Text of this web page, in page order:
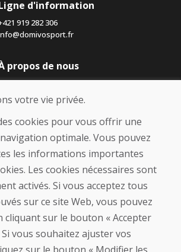
d'information
919 282 306
propos de nous
À propos de nous
en ligne
Expédition et paiement
de réclamation
de retour et d’échange
Politique de confidentialité (RGPD)
des Cookies
votre vie privée.
cookies pour vous offrir une
optimale. Vous pouvez
les informations importantes
Les cookies nécessaires sont
activés. Si vous acceptez tous
sur ce site Web, vous pouvez
cliquant sur le bouton « Accepter
vous souhaitez ajuster vos